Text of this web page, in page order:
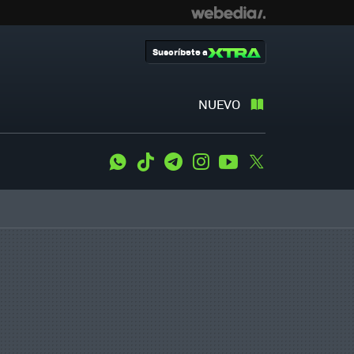
NUEVO
Suscríbete a
WhatsApp
Tiktok TelegramInstagramYoutube